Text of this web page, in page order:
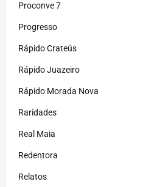
Proconve 7
Progresso
Rápido Crateús
Rápido Juazeiro
Rápido Morada Nova
Raridades
Real Maia
Redentora
Relatos